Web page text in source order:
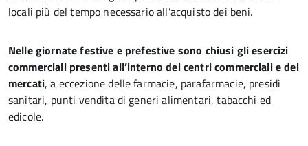
locali più del tempo necessario all’acquisto dei beni.
Nelle giornate festive e prefestive sono chiusi gli esercizi
commerciali presenti all’interno dei centri commerciali e dei
mercati, a eccezione delle farmacie, parafarmacie, presidi
sanitari, punti vendita di generi alimentari, tabacchi ed
edicole.